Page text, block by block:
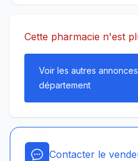
Cette pharmacie n'est
Voir les autres
département
Contacter le